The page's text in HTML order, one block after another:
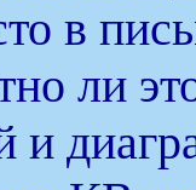
в
ли
и